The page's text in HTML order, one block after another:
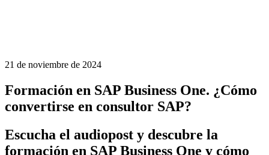
21 de noviembre de 2024
Formación en SAP Business One. ¿Cómo
convertirse en consultor SAP?
Escucha el audiopost y descubre la
formación en SAP Business One y cómo